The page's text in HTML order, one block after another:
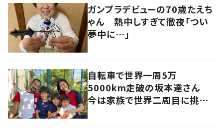
ガンプラデビューの70歳たえち
ゃん 熱中しすぎて徹夜「つい
夢中に…」
自転車で世界一周5万
5000km走破の坂本達さん
今は家族で世界二周目に挑戦